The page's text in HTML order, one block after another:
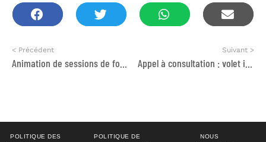
< Précédent Suivant >
POLITIQUE DES
POLITIQUE DE
NOUS